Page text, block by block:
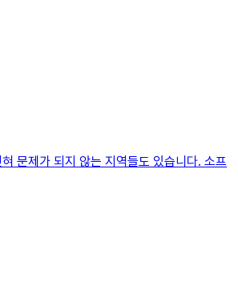
문제가 되지 않는 지역들도 있습니다. 소프